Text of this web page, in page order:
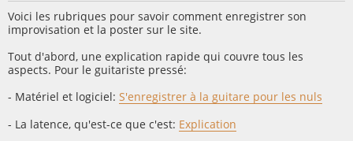
Voici les rubriques pour savoir comment enregistrer son
improvisation et la poster sur le site.
Tout d'abord, une explication rapide qui couvre tous les
aspects. Pour le guitariste pressé:
- Matériel et logiciel: S'enregistrer à la guitare pour les nuls
- La latence, qu'est-ce que c'est: Explication